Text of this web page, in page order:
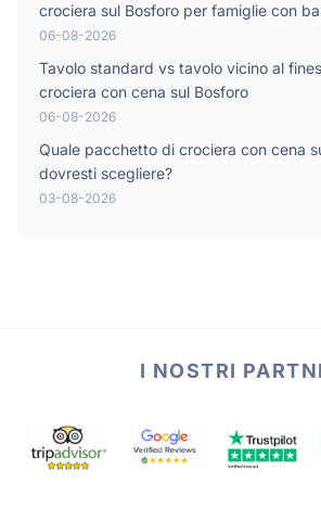
crociera sul Bosforo per famiglie con
06-08-2026
Tavolo standard vs tavolo vicino al
crociera con cena sul Bosforo
06-08-2026
Quale pacchetto di crociera con cena
dovresti scegliere?
03-08-2026
I NOSTRI